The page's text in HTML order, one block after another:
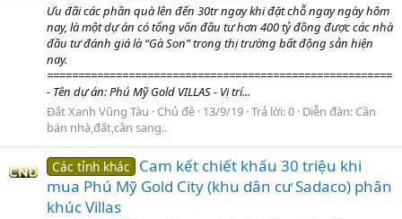
Ưu đãi các phần quà lên đến 30tr ngay khi đặt chỗ ngay ngày hôm
nay, là một dự án có tổng vốn đầu tư hơn 400 tỷ đồng được các nhà
đầu tư đánh giá là “Gà Son” trong thị trường bất động sản hiện
nay.
=======================================================
- Tên dự án: Phú Mỹ Gold VILLAS - Vị trí...
Đất Xanh Vũng Tàu
Chủ đề 13/9/19 Trả lời: 0 Diễn đàn: Cần
bán nhà,đất,cần sang..
Các tỉnh khác
Cam kết chiết khấu 30 triệu khi
mua Phú Mỹ Gold City (khu dân cư Sadaco) phân
khúc Villas